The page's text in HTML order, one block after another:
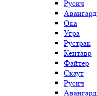
Русич
Авангард
Ока
Угра
Рустрак
Кентавр
Файтер
Скаут
Русич
Авангард